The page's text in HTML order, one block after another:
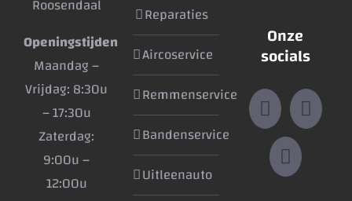
Roosendaal
Openingstijden
Maandag –
Vrijdag: 8:30u
– 17:30u
Zaterdag:
9:00u –
12:00u
Reparaties
Aircoservice
Remmenservice
Bandenservice
Uitleenauto
Onze
socials